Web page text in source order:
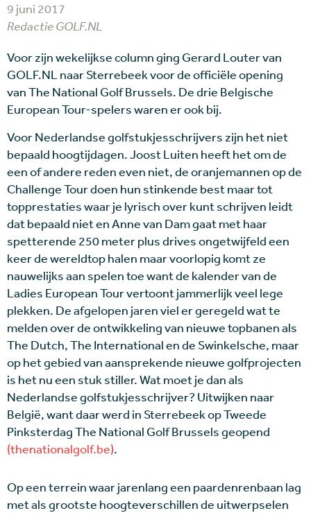
9 juni 2017
Redactie GOLF.NL
Voor zijn wekelijkse column ging Gerard Louter van
GOLF.NL naar Sterrebeek voor de officiële opening
van The National Golf Brussels. De drie Belgische
European Tour-spelers waren er ook bij.
Voor Nederlandse golfstukjesschrijvers zijn het niet
bepaald hoogtijdagen. Joost Luiten heeft het om de
een of andere reden even niet, de oranjemannen op de
Challenge Tour doen hun stinkende best maar tot
topprestaties waar je lyrisch over kunt schrijven leidt
dat bepaald niet en Anne van Dam gaat met haar
spetterende 250 meter plus drives ongetwijfeld een
keer de wereldtop halen maar voorlopig komt ze
nauwelijks aan spelen toe want de kalender van de
Ladies European Tour vertoont jammerlijk veel lege
plekken. De afgelopen jaren viel er geregeld wat te
melden over de ontwikkeling van nieuwe topbanen als
The Dutch, The International en de Swinkelsche, maar
op het gebied van aansprekende nieuwe golfprojecten
is het nu een stuk stiller. Wat moet je dan als
Nederlandse golfstukjesschrijver? Uitwijken naar
België, want daar werd in Sterrebeek op Tweede
Pinksterdag The National Golf Brussels geopend
(thenationalgolf.be).
Op een terrein waar jarenlang een paardenrenbaan lag
met als grootste hoogteverschillen de uitwerpselen